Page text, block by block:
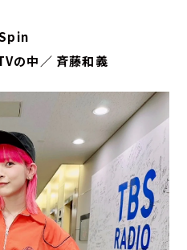
の中／ 斉藤和義